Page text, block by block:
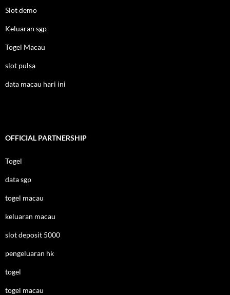
Slot demo
Keluaran sgp
Togel Macau
slot pulsa
data macau hari ini
OFFICIAL PARTNERSHIP
Togel
data sgp
togel macau
keluaran macau
slot deposit 5000
pengeluaran hk
togel
togel macau